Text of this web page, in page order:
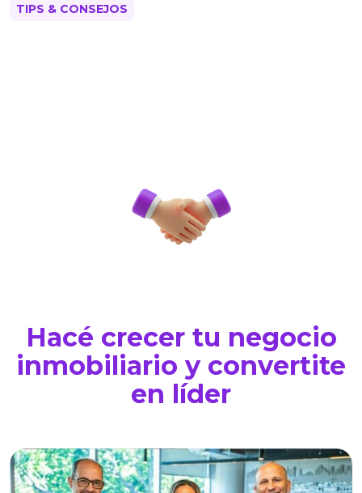
TIPS & CONSEJOS
Hacé crecer tu negocio
inmobiliario y convertite
en líder